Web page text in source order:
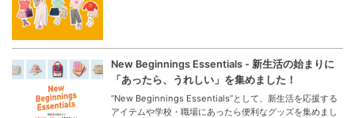
New Beginnings Essentials - 新生活の始まりに
「あったら、うれしい」を集めました！
“New Beginnings Essentials”として、新生活を応援する
アイテムや学校・職場にあったら便利なグッズを集めまし